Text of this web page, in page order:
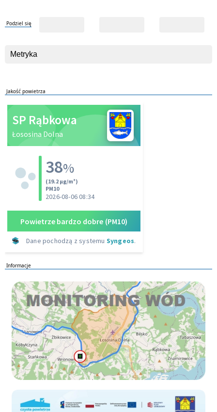
Podziel się
Metryka
Jakość powietrza
Informacje
Monitoring wod
Czyste-powietrze